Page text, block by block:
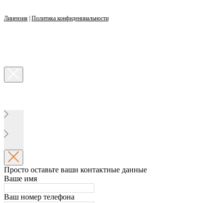
Лицензия Политика конфиденциальности
Просто оставьте ваши контактные данные
Ваше имя
Ваш номер телефона